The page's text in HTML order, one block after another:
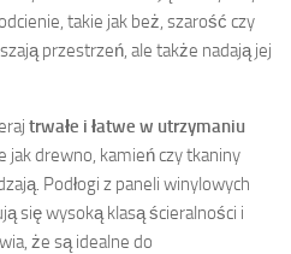
takie jak beż, szarość czy
przestrzeń, ale także nadają jej
trwałe i łatwe w utrzymaniu
jak drewno, kamień czy tkaniny
Podłogi z paneli winylowych
się wysoką klasą ścieralności i
że są idealne do